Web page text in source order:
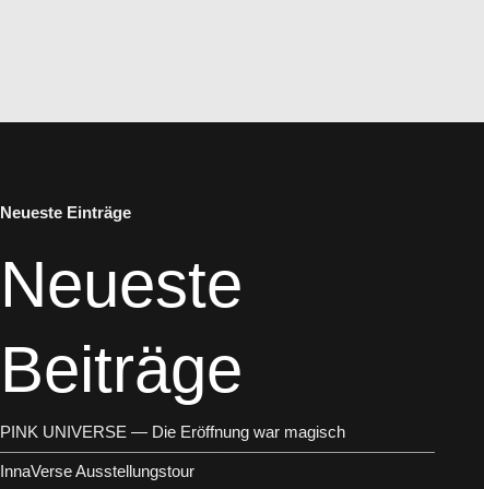
Neueste Einträge
Neueste
Beiträge
PINK UNIVERSE — Die Eröffnung war magisch
InnaVerse Ausstellungstour